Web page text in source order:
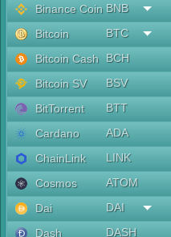
Binance Coin BNB
Bitcoin
BTC
Bitcoin Cash
BCH
Bitcoin SV
BSV
BitTorrent
BTT
Cardano
ADA
ChainLink
LINK
Cosmos
ATOM
Dai
DAI
Dash
DASH